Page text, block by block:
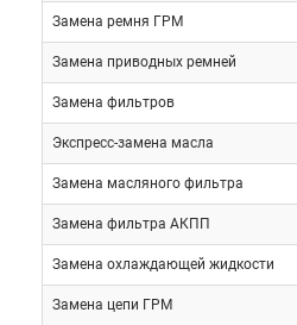
предлагались. Спереди
поперечные рычаги, а
с тягой Панара. Все
дисковые. Количество
разных поколений
Современная модификация
сидений кожей,
контроль, аудиосистему,
Рассмотрим основные
Замена ремня ГРМ
Замена приводных ремней
Замена фильтров
Экспресс-замена масла
Замена масляного фильтра
Замена фильтра АКПП
Замена охлаждающей жидкости
Замена цепи ГРМ